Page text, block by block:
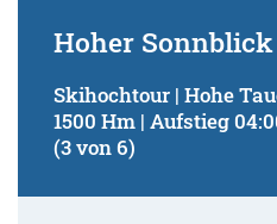
Hoher Sonnblick
Skihochtour | Hohe
1500 Hm | Aufstieg
(3 von 6)